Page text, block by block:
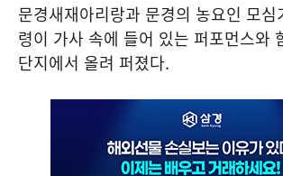
문경새재아리랑과 문경의 농요인 모심
령이 가사 속에 들어 있는 퍼포먼스와
단지에서 올려 퍼졌다.